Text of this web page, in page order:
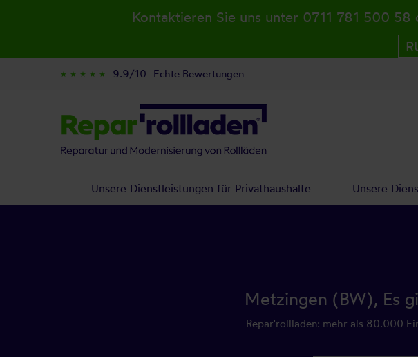
Metzingen (BW), Es
Repar'rollladen: mehr als 80.000
Kontaktieren Sie uns unter 0711 781 500
star_rate star_rate star_rate star_rate star_rate 9.9/10 Echte Bewertungen
Unsere Dienstleistungen für Privathaushalte Unsere